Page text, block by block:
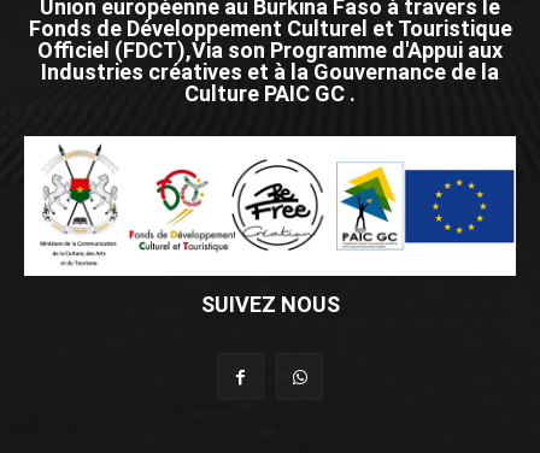
Union européenne au Burkina Faso à travers le
Fonds de Développement Culturel et Touristique
Officiel (FDCT),Via son Programme d'Appui aux
Industries créatives et à la Gouvernance de la
Culture PAIC GC .
SUIVEZ NOUS